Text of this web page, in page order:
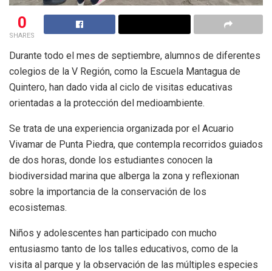
0
SHARES
Durante todo el mes de septiembre, alumnos de diferentes
colegios de la V Región, como la Escuela Mantagua de
Quintero, han dado vida al ciclo de visitas educativas
orientadas a la protección del medioambiente.
Se trata de una experiencia organizada por el Acuario
Vivamar de Punta Piedra, que contempla recorridos guiados
de dos horas, donde los estudiantes conocen la
biodiversidad marina que alberga la zona y reflexionan
sobre la importancia de la conservación de los
ecosistemas.
Niños y adolescentes han participado con mucho
entusiasmo tanto de los talles educativos, como de la
visita al parque y la observación de las múltiples especies